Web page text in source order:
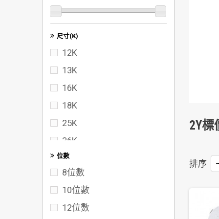
尺寸(K)
12K
13K
16K
18K
25K
36K
40K
50K
60K
72K
位數
8位數
10位數
12位數
2Y
排序 --